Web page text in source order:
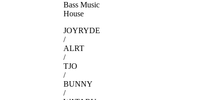
Bass Music
House
JOYRYDE
/
ALRT
/
TJO
/
BUNNY
/